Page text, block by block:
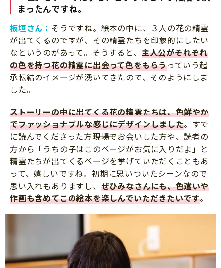
まったんですね。
板垣さん： そうですね。絵本の中に、３人の花の精霊
が出てくるのですが、その精霊たちを印象的にしたい
なというのがあって。そうすると、 主人公がそれぞれ
の色を持つ花の精霊に出会って色をもらうっていう起
承転結のイメージが湧いてきたので、そのようにしま
した。
ストーリーの中に出てくる花の精霊たちは、色鮮やか
でファッショナブルな感じにデザインしました。すで
に読んでくださった方―――現場でお会いした方や、読者の
方から「うちの子はこのページがお気に入りだよ」と
精霊たちが出てくるページを挙げていただくこともあ
って、嬉しいですね。初期に思いついたシーンなので
思い入れもありますし、 ぜひみなさんにも、色遣いや
作画も含めてこの絵本を楽しんでいただきたいです。